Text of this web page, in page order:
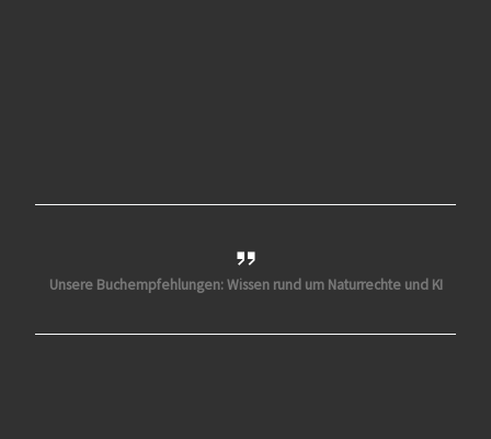
Unsere Buchempfehlungen: Wissen rund um Naturrechte und KI